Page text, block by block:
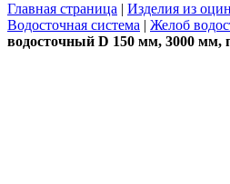
Главная страница | Изделия из
Водосточная система | Желоб
водосточный D 150 мм, 3000